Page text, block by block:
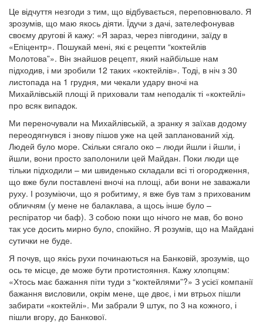
Це відчуття незгоди з тим, що відбувається, переповнювало. Я
зрозумів, що маю якось діяти. Їдучи з дачі, зателефонував
своєму другові й кажу: «Я зараз, через півгодини, заїду в
«Епіцентр». Пошукай мені, які є рецепти “коктейлів
Молотова”». Він знайшов рецепт, який найбільше нам
підходив, і ми зробили 12 таких «коктейлів». Тоді, в ніч з 30
листопада на 1 грудня, ми чекали удару вночі на
Михайлівській площі й приховали там неподалік ті «коктейлі»
про всяк випадок.
Ми переночували на Михайлівській, а зранку я заїхав додому
переодягнувся і знову пішов уже на цей запланований хід.
Людей було море. Скільки сягало око – люди йшли і йшли, і
йшли, вони просто заполонили цей Майдан. Поки люди ще
тільки підходили – ми швиденько складали всі ті огородження,
що вже були поставлені вночі на площі, аби вони не заважали
руху. І розуміючи, що я робитиму, я вже був там з прихованим
обличчям (у мене не балаклава, а щось інше було –
респіратор чи баф). З собою поки що нічого не мав, бо воно
так усе досить мирно було, спокійно. Я розумів, що на Майдані
сутички не буде.
Я почув, що якісь рухи починаються на Банковій, зрозумів, що
ось те місце, де може бути протистояння. Кажу хлопцям:
«Хтось має бажання піти туди з “коктейлями”?» З усієї компанії
бажання висловили, окрім мене, ще двоє, і ми втрьох пішли
забирати «коктейлі». Ми забрали 9 штук, по 3 на кожного, і
пішли вгору, до Банкової.